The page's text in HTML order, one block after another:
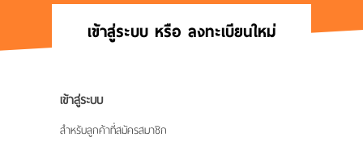
บริการของเรา
วิธีการประเมินราคา
เข้าสู่ระบบ หรือ ลงทะเบียนใหม่
เข้าสู่ระบบ
สำหรับลูกค้าที่สมัครสมาชิก